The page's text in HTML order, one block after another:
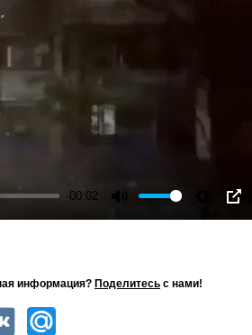
-00:02
информация? Поделитесь с нами!